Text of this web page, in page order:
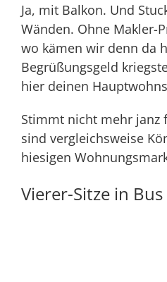
Ja, mit Balkon. Und
Wänden. Ohne Makler-
wo kämen wir denn da
Begrüßungsgeld
hier deinen
Stimmt nicht mehr janz
sind vergleichsweise
hiesigen
Vierer-Sitze in